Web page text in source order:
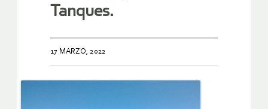
Tanques.
17 MARZO, 2022